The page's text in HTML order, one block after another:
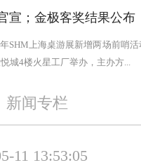
宣；金极客奖结果公布
SHM上海桌游展新增两场前哨
城4楼火星工厂举办，主办方...
新闻专栏
11 13:53:05